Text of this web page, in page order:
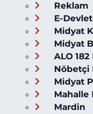
Reklam
E-
Midyat
Midyat
ALO 182
Nöbetçi
Midyat
Mahalle
Mardin